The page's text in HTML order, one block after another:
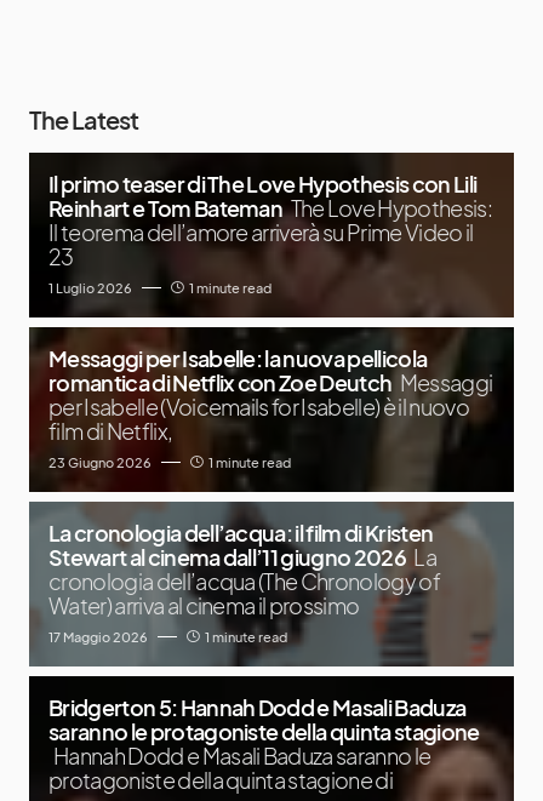
The Latest
Il primo teaser di The Love Hypothesis con Lili
Reinhart e Tom Bateman The Love Hypothesis:
Il teorema dell’amore arriverà su Prime Video il
23
1 Luglio 2026 1 minute read
Messaggi per Isabelle: la nuova pellicola
romantica di Netflix con Zoe Deutch Messaggi
per Isabelle (Voicemails for Isabelle) è il nuovo
film di Netflix,
23 Giugno 2026 1 minute read
La cronologia dell’acqua: il film di Kristen
Stewart al cinema dall’11 giugno 2026 La
cronologia dell’acqua (The Chronology of
Water) arriva al cinema il prossimo
17 Maggio 2026 1 minute read
Bridgerton 5: Hannah Dodd e Masali Baduza
saranno le protagoniste della quinta stagione
Hannah Dodd e Masali Baduza saranno le
protagoniste della quinta stagione di